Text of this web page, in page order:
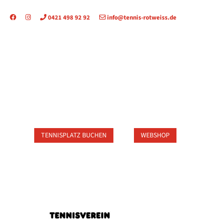
0421 498 92 92 info@tennis-rotweiss.de
TENNISPLATZ BUCHEN WEBSHOP